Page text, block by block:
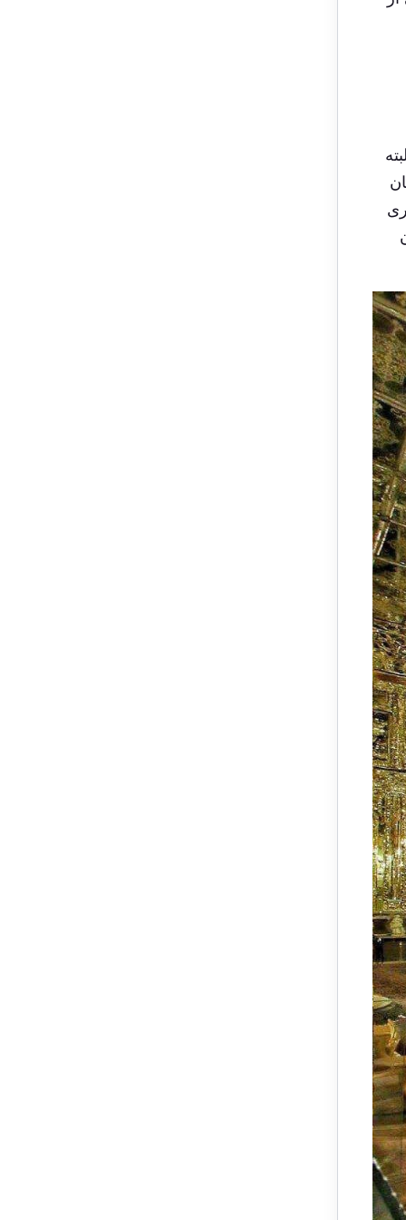
مراسم تاج‌گذاری در سال ۱۱۷۴ هجری